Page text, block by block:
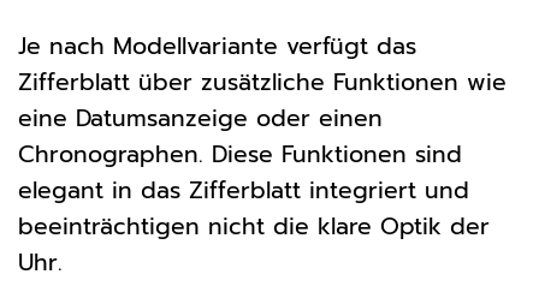
Je nach Modellvariante verfügt das
Zifferblatt über zusätzliche Funktionen wie
eine Datumsanzeige oder einen
Chronographen. Diese Funktionen sind
elegant in das Zifferblatt integriert und
beeinträchtigen nicht die klare Optik der
Uhr.